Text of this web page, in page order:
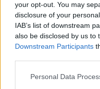
your opt-out. You may
disclosure of your
IAB’s list of downstream
also be disclosed by us to
Downstream Participants
Personal Data
CRONACA
Spara agli uccelli
fermato
Nei giorni scorsi, i
della Stazione [...]